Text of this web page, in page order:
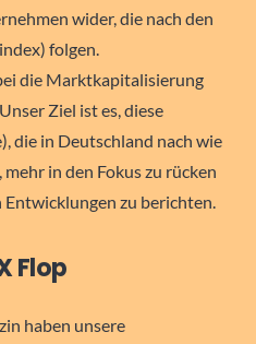
wider, die nach den
folgen.
die Marktkapitalisierung
Ziel ist es, diese
die in Deutschland nach wie
in den Fokus zu rücken
Entwicklungen zu berichten.
Flop
haben unsere